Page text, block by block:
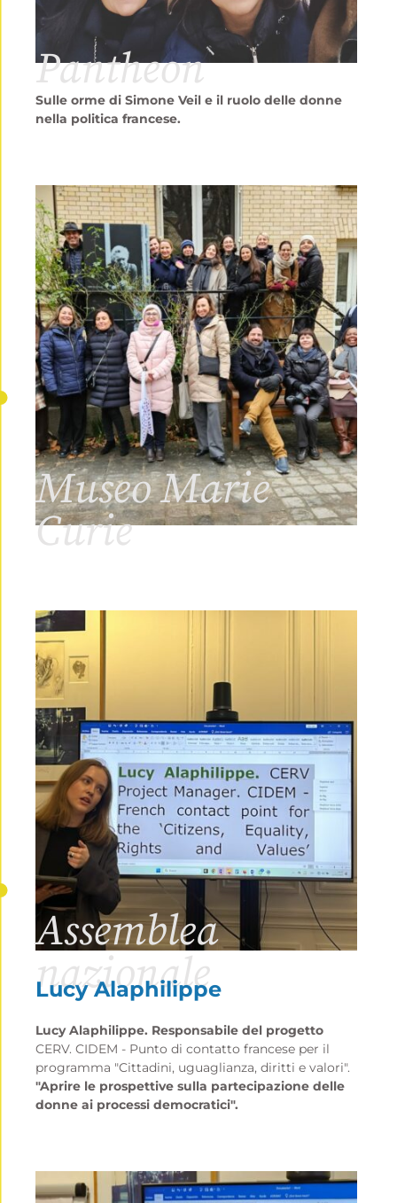
Pantheon
Sulle orme diSimone Veil e il ruolo delle donne
nella politica francese.
Museo Marie
Curie
Lucy Alaphilippe
Assemblea
nazionale
Lucy Alaphilippe. Responsabile del progetto
CERV. CIDEM - Punto di contatto francese per il
programma "Cittadini, uguaglianza, diritti e valori".
"Aprire le prospettive sulla partecipazione delle
donne ai processi democratici".